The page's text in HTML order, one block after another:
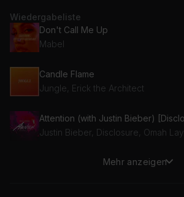
Wiedergabeliste
Don't Call Me Up
Mabel
Candle Flame
Jungle, Erick the Architect
Justin Bieber, Disclosure, Omah Lay
Things We Do For LoveMehr anzeigen